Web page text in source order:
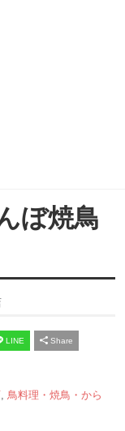
ぼ焼鳥
LINE Share
鳥料理・焼鳥・から